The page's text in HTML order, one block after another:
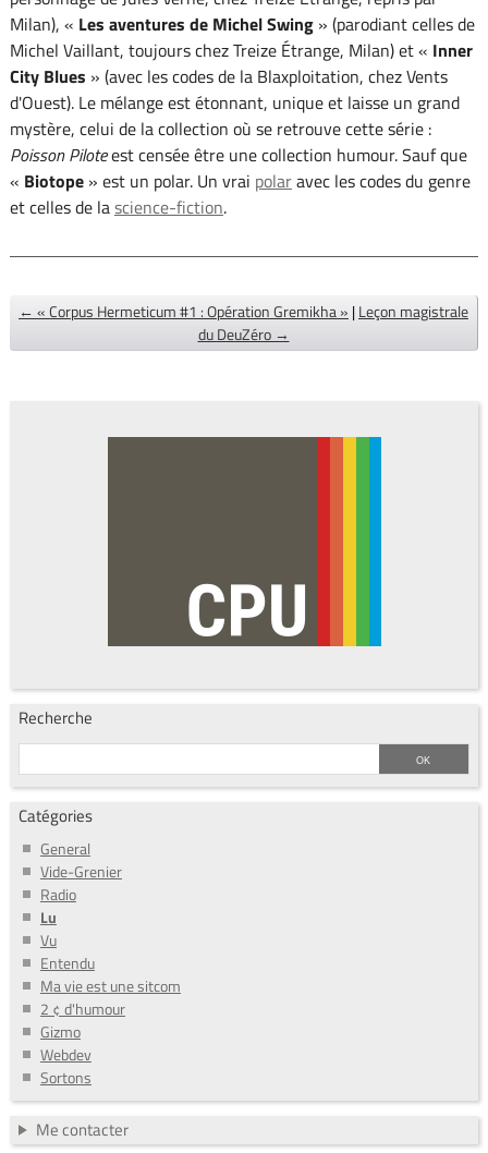
Milan), « Les aventures de Michel Swing» (parodiant celles de
Michel Vaillant, toujours chez Treize Étrange, Milan) et « Inner
City Blues » (avec les codes de la Blaxploitation, chez Vents
d'Ouest). Le mélange est étonnant, unique et laisse un grand
mystère, celui de la collection où se retrouve cette série :
Poisson Piloteest censée être une collection humour. Sauf que
« Biotope» est un polar. Un vrai polaravec les codes du genre
et celles de lascience-fiction.
← « Corpus Hermeticum #1 : Opération Gremikha » |Leçon magistrale
du DeuZéro →
Recherche
Catégories
General
Vide-Grenier
Radio
Lu
Vu
Entendu
Ma vie est une sitcom
2 ¢ d'humour
Gizmo
Webdev
Sortons
Me contacter